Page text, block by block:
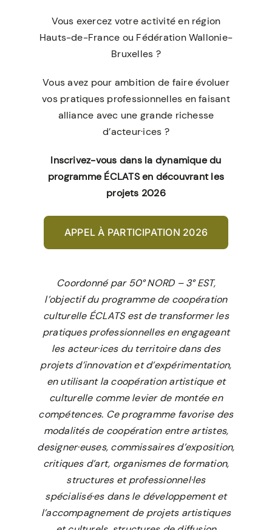
Vous exercez votre activité en région
Hauts-de-France ou Fédération Wallonie-
Bruxelles ?
Vous avez pour ambition de faire évoluer
vos pratiques professionnelles en faisant
alliance avec une grande richesse
d’acteur·ices ?
Inscrivez-vous dans la dynamique du
programme ÉCLATS en découvrant les
projets 2026
APPEL À PARTICIPATION 2026
Coordonné par 50° NORD – 3° EST,
l’objectif du programme de coopération
culturelle ÉCLATS est de transformer les
pratiques professionnelles en engageant
les acteur·ices du territoire dans des
projets d’innovation et d’expérimentation,
en utilisant la coopération artistique et
culturelle comme levier de montée en
compétences. Ce programme favorise des
modalités de coopération entre artistes,
designer·euses, commissaires d’exposition,
critiques d’art, organismes de formation,
structures et professionnel·les
spécialisé·es dans le développement et
l’accompagnement de projets artistiques